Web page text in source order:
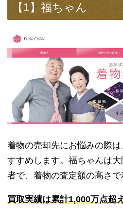
【1】福ちゃん
着物の売却先にお悩みの際
すすめします。福ちゃんは
者で、着物の査定額の高さで
買取実績は累計1,000万点超